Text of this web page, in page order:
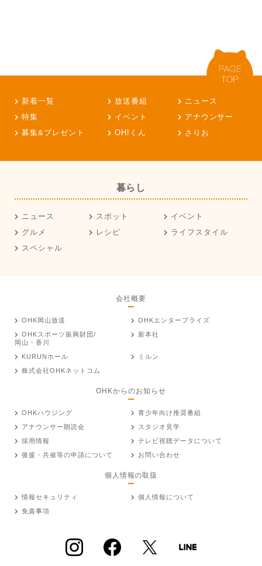
新着一覧 放送番組
ニュース
特集
イベント
アナウンサー
募集&プレゼント
OH!くん さりお
暮らし
ニュース スポット
イベント
グルメ
レシピ
ライフスタイル
スペシャル
会社概要
OHK岡山放送
OHKエンタープライズ
OHKスポーツ振興財団/
岡山・香川
新本社
KURUNホール
ミルン
株式会社OHKネットコム
OHKからのお知らせ
OHKハウジング
青少年向け推奨番組
アナウンサー朗読会
スタジオ見学
採用情報
テレビ視聴データについて
後援・共催等の申請について
お問い合わせ
個人情報の取扱
情報セキュリティ
個人情報について
免責事項